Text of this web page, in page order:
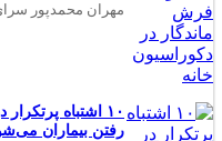
مهران محمدپور
۱۰ اشتباه
رفتن بیماران